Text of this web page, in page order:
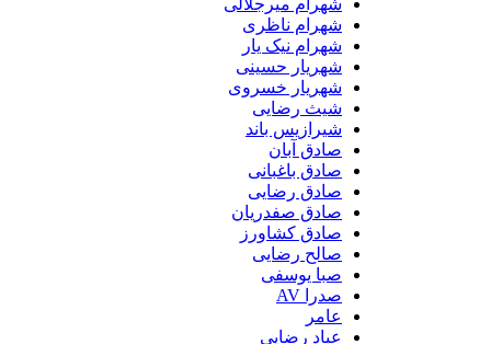
شهرام ناظری
شهرام نیک یار
شهریار حسینی
شهریار خسروی
شیث رضایی
شیرازیس باند
صادق آبان
صادق باغبانی
صادق رضایی
صادق صفدریان
صادق کشاورز
صالح رضایی
صبا یوسفی
صدرا AV
عامر
عباد رضایی